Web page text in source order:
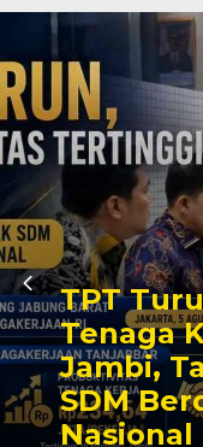
TPT
Tenaga
Jambi,
SDM
Nasional